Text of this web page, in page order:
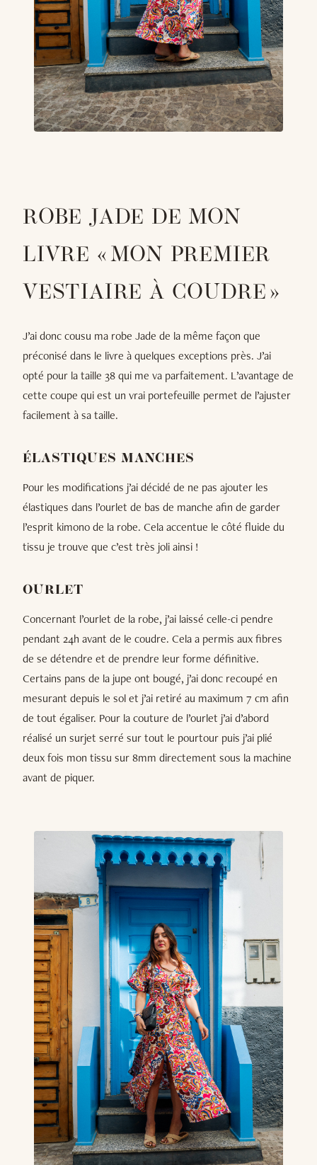
ROBE JADE DE MON
LIVRE « MON PREMIER
VESTIAIRE À COUDRE »
J’ai donc cousu ma robe Jade de la même façon que
préconisé dans le livre à quelques exceptions près. J’ai
opté pour la taille 38 qui me va parfaitement. L’avantage de
cette coupe qui est un vrai portefeuille permet de l’ajuster
facilement à sa taille.
ÉLASTIQUES MANCHES
Pour les modifications j’ai décidé de ne pas ajouter les
élastiques dans l’ourlet de bas de manche afin de garder
l’esprit kimono de la robe. Cela accentue le côté fluide du
tissu je trouve que c’est très joli ainsi !
OURLET
Concernant l’ourlet de la robe, j’ai laissé celle-ci pendre
pendant 24h avant de le coudre. Cela a permis aux fibres
de se détendre et de prendre leur forme définitive.
Certains pans de la jupe ont bougé, j’ai donc recoupé en
mesurant depuis le sol et j’ai retiré au maximum 7 cm afin
de tout égaliser. Pour la couture de l’ourlet j’ai d’abord
réalisé un surjet serré sur tout le pourtour puis j’ai plié
deux fois mon tissu sur 8mm directement sous la machine
avant de piquer.